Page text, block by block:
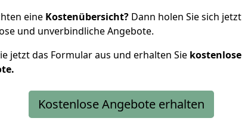
eine Kostenübersicht? Dann holen Sie sich jetzt
und unverbindliche Angebote.
jetzt das Formular aus und erhalten Sie kostenlose
Kostenlose Angebote erhalten